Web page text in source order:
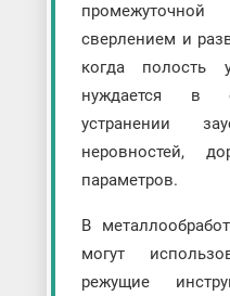
сверлением и
когда полость
нуждается в
устранении
неровностей,
параметров.
В
могут
режущие